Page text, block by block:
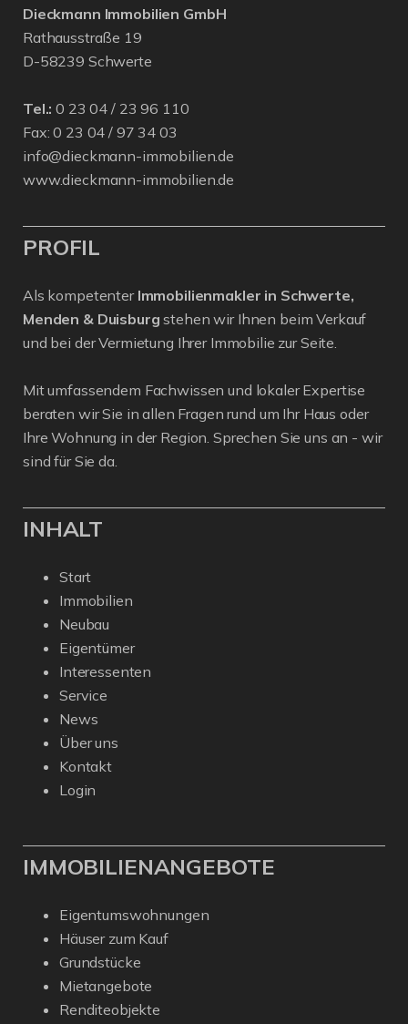
Dieckmann Immobilien GmbH
Rathausstraße 19
D-58239 Schwerte
Tel.: 0 23 04 / 23 96 110
Fax: 0 23 04 / 97 34 03
info@dieckmann-immobilien.de
www.dieckmann-immobilien.de
PROFIL
Als kompetenter Immobilienmakler in Schwerte,
Menden & Duisburg stehen wir Ihnen beim Verkauf
und bei der Vermietung Ihrer Immobilie zur Seite.
Mit umfassendem Fachwissen und lokaler Expertise
beraten wir Sie in allen Fragen rund um Ihr Haus oder
Ihre Wohnung in der Region. Sprechen Sie uns an - wir
sind für Sie da.
INHALT
Start
Immobilien
Neubau
Eigentümer
Interessenten
Service
News
Über uns
Kontakt
Login
IMMOBILIENANGEBOTE
Eigentumswohnungen
Häuser zum Kauf
Grundstücke
Mietangebote
Renditeobjekte